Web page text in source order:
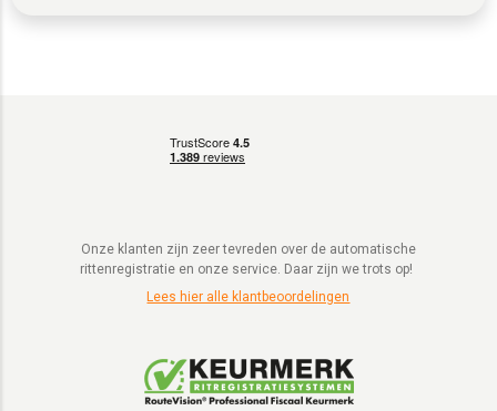
Onze klanten zijn zeer tevreden over de automatische
rittenregistratie en onze service. Daar zijn we trots op!
Lees hier alle klantbeoordelingen